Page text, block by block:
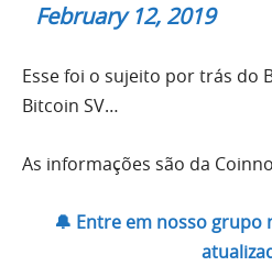
February 12, 2019
Esse foi o sujeito por trás do
Bitcoin SV…
As informações são da
🔔 Entre em nosso grupo